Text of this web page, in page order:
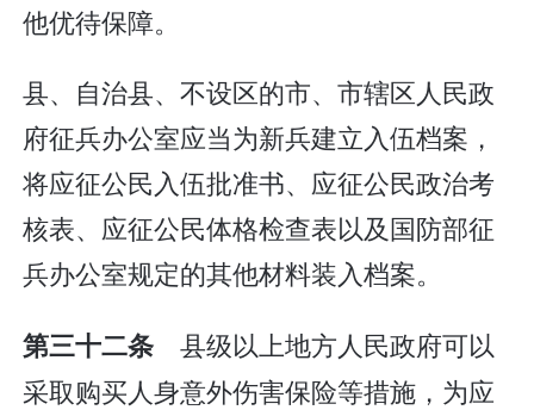
他优待保障。
县、自治县、不设区的市、市辖区人民政
府征兵办公室应当为新兵建立入伍档案，
将应征公民入伍批准书、应征公民政治考
核表、应征公民体格检查表以及国防部征
兵办公室规定的其他材料装入档案。
第三十二条 县级以上地方人民政府可以
采取购买人身意外伤害保险等措施，为应